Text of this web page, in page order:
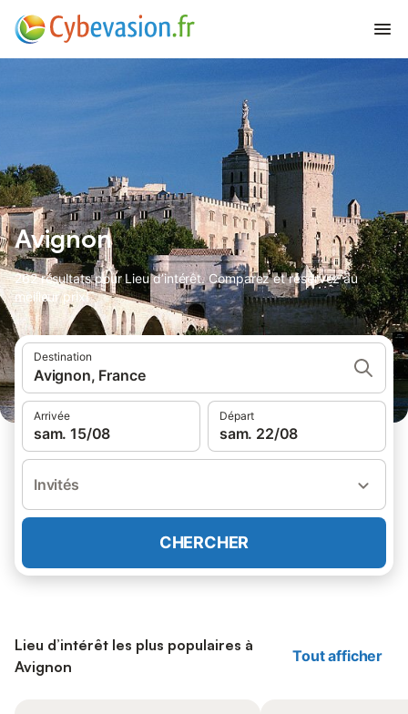
Avignon
262 résultats pour Lieu d’intérêt. Comparez et réservez au
meilleur prix!
Destination
Avignon, France
Arrivée
sam. 15/08
Départ
sam. 22/08
Invités
CHERCHER
Lieu d’intérêt les plus populaires à
Avignon
Tout afficher